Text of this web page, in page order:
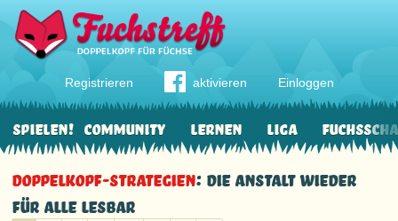
Registrieren aktivieren Einloggen
Community Lernen Liga
Spielen!
Doppelkopf-Strategien: Die Anstalt wieder
für alle lesbar